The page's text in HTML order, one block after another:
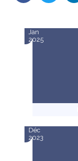
Jan
2025
Déc
2023